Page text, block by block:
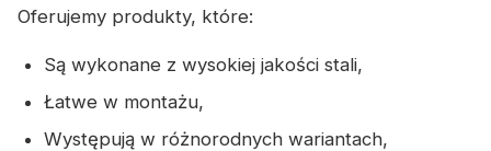
Oferujemy produkty, które:
Są wykonane z wysokiej jakości stali,
Łatwe w montażu,
Występują w różnorodnych wariantach,